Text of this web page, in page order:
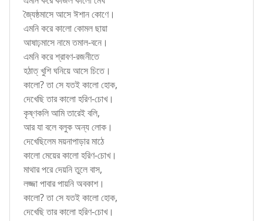
জ্যৈষ্ঠমাসে আসে ঈশান কোণে।
এমনি করে কালো কোমল ছায়া
আষাঢ়মাসে নামে তমাল-বনে।
এমনি করে শ্রাবণ-রজনীতে
হঠাত্ খুশি ঘনিয়ে আসে চিতে।
কালো? তা সে যতই কালো হোক,
দেখেছি তার কালো হরিণ-চোখ।
কৃষ্ণকলি আমি তারেই বলি,
আর যা বলে বলুক অন্য লোক।
দেখেছিলেম ময়নাপাড়ার মাঠে
কালো মেয়ের কালো হরিণ-চোখ।
মাথার পরে দেয়নি তুলে বাস,
লজ্জা পাবার পায়নি অবকাশ।
কালো? তা সে যতই কালো হোক,
দেখেছি তার কালো হরিণ-চোখ।